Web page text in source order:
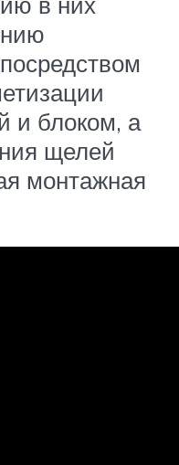
и блоком, а
щелей
монтажная